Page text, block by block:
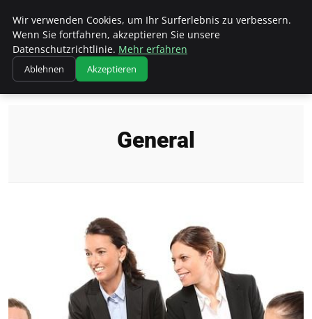
Wk Institut
Startseite General
General
Wir verwenden Cookies, um Ihr Surferlebnis zu verbessern.
Wenn Sie fortfahren, akzeptieren Sie unsere
Datenschutzrichtlinie. Mehr erfahren
Ablehnen Akzeptieren